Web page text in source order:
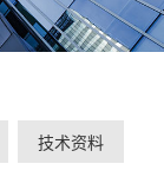
技术资料